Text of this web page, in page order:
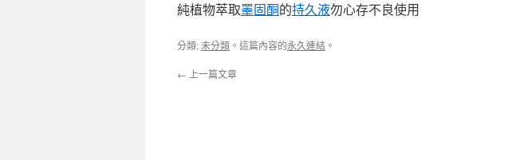
純植物萃取睪固酮的持久液勿心存不良使用
分類:未分類 。這篇內容的永久連結 。
← 上一篇文章